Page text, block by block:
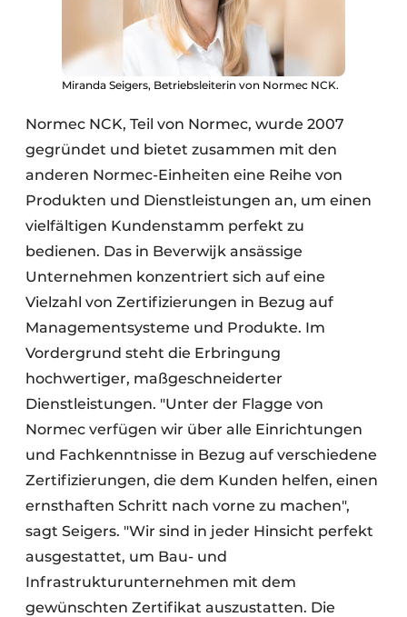
Miranda Seigers, Betriebsleiterin von Normec NCK.
Normec NCK, Teil von Normec, wurde 2007
gegründet und bietet zusammen mit den
anderen Normec-Einheiten eine Reihe von
Produkten und Dienstleistungen an, um einen
vielfältigen Kundenstamm perfekt zu
bedienen. Das in Beverwijk ansässige
Unternehmen konzentriert sich auf eine
Vielzahl von Zertifizierungen in Bezug auf
Managementsysteme und Produkte. Im
Vordergrund steht die Erbringung
hochwertiger, maßgeschneiderter
Dienstleistungen. "Unter der Flagge von
Normec verfügen wir über alle Einrichtungen
und Fachkenntnisse in Bezug auf verschiedene
Zertifizierungen, die dem Kunden helfen, einen
ernsthaften Schritt nach vorne zu machen",
sagt Seigers. "Wir sind in jeder Hinsicht perfekt
ausgestattet, um Bau- und
Infrastrukturunternehmen mit dem
gewünschten Zertifikat auszustatten. Die